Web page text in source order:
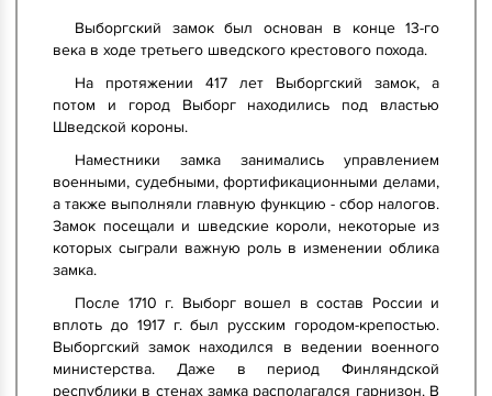
Выборгский замок был основан в конце 13-го
века в ходе третьего шведского крестового похода.
На протяжении 417 лет Выборгский замок, а
потом и город Выборг находились под властью
Шведской короны.
Наместники замка занимались управлением
военными, судебными, фортификационными делами,
а также выполняли главную функцию - сбор налогов.
Замок посещали и шведские короли, некоторые из
которых сыграли важную роль в изменении облика
замка.
После 1710 г. Выборг вошел в состав России и
вплоть до 1917 г. был русским городом-крепостью.
Выборгский замок находился в ведении военного
министерства. Даже в период Финляндской
республики в стенах замка располагался гарнизон. В